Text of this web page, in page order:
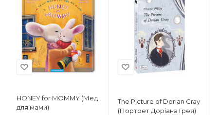
HONEY for MOMMY (Мед
для мами)
The Picture of Dorian Gray
(Портрет Доріана Грея)